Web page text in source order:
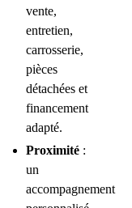
vente,
entretien,
carrosserie,
pièces
détachées et
financement
adapté.
Proximité :
un
accompagnement